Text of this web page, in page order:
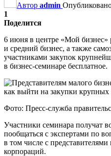
Автор admin
1
Поделится
6 июня в центре «Мой бизнес»
и средний бизнес, а также
участниками закупок
в бизнес-семинаре бесплатное.
Фото: Пресс-служба
Участники семинара получат
пообщаться с экспертами по
в том числе с
корпораций.